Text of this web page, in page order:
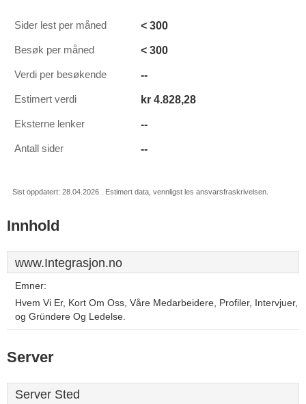
Sider lest per måned < 300
Besøk per måned < 300
Verdi per besøkende --
Estimert verdi kr 4.828,28
Eksterne lenker --
Antall sider --
Sist oppdatert: 28.04.2026 . Estimert data, vennligst les ansvarsfraskrivelsen.
Innhold
www.Integrasjon.no
Emner:
Hvem Vi Er, Kort Om Oss, Våre Medarbeidere, Profiler, Intervjuer,
og Gründere Og Ledelse.
Server
Server Sted